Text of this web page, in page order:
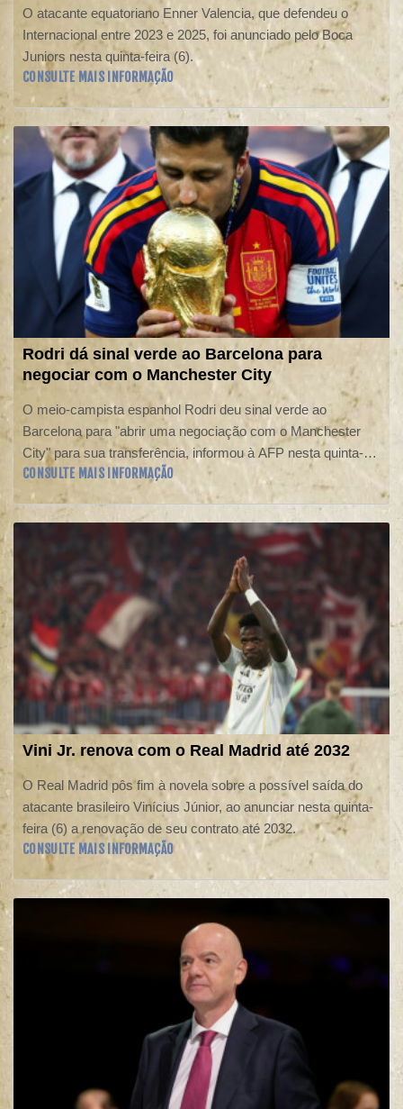
O atacante equatoriano Enner Valencia, que defendeu o
Internacional entre 2023 e 2025, foi anunciado pelo Boca
Juniors nesta quinta-feira (6).
CONSULTE MAIS INFORMAÇÃO
Rodri dá sinal verde ao Barcelona para
negociar com o Manchester City
O meio-campista espanhol Rodri deu sinal verde ao
Barcelona para "abrir uma negociação com o Manchester
City" para sua transferência, informou à AFP nesta quinta-
feira (6) uma fonte do clube catalão.
CONSULTE MAIS INFORMAÇÃO
Vini Jr. renova com o Real Madrid até 2032
O Real Madrid pôs fim à novela sobre a possível saída do
atacante brasileiro Vinícius Júnior, ao anunciar nesta quinta-
feira (6) a renovação de seu contrato até 2032.
CONSULTE MAIS INFORMAÇÃO